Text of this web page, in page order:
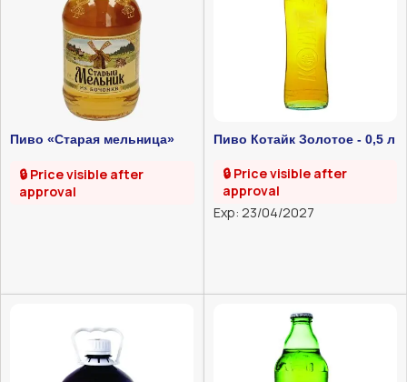
Пиво «Старая мельница»
🔒 Price visible after
approval
Пиво Котайк Золотое - 0,5 л
🔒 Price visible after
approval
Exp: 23/04/2027